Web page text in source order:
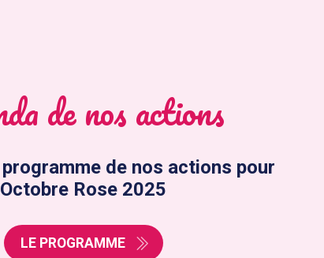
de nos actions
de nos actions pour
Octobre Rose 2025
LE PROGRAMME